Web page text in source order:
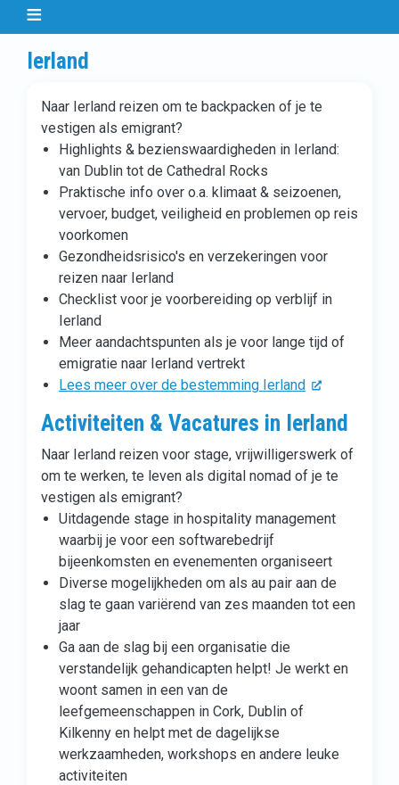
Ierland
Naar Ierland reizen om te backpacken of je te
vestigen als emigrant?
Highlights & bezienswaardigheden in Ierland:
van Dublin tot de Cathedral Rocks
Praktische info over o.a. klimaat & seizoenen,
vervoer, budget, veiligheid en problemen op reis
voorkomen
Gezondheidsrisico's en verzekeringen voor
reizen naar Ierland
Checklist voor je voorbereiding op verblijf in
Ierland
Meer aandachtspunten als je voor lange tijd of
emigratie naar Ierland vertrekt
Lees meer over de bestemming Ierland
Activiteiten & Vacatures in Ierland
Naar Ierland reizen voor stage, vrijwilligerswerk of
om te werken, te leven als digital nomad of je te
vestigen als emigrant?
Uitdagende stage in hospitality management
waarbij je voor een softwarebedrijf
bijeenkomsten en evenementen organiseert
Diverse mogelijkheden om als au pair aan de
slag te gaan variërend van zes maanden tot een
jaar
Ga aan de slag bij een organisatie die
verstandelijk gehandicapten helpt! Je werkt en
woont samen in een van de
leefgemeenschappen in Cork, Dublin of
Kilkenny en helpt met de dagelijkse
werkzaamheden, workshops en andere leuke
activiteiten